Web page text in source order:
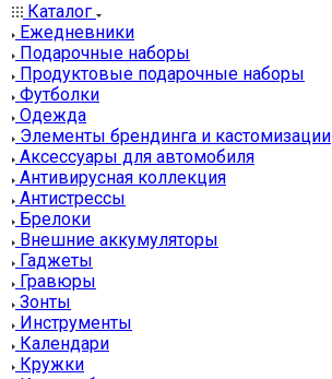
Каталог
Ежедневники
Подарочные наборы
Продуктовые подарочные наборы
Футболки
Одежда
Элементы брендинга и кастомизации
Аксессуары для автомобиля
Антивирусная коллекция
Антистрессы
Брелоки
Внешние аккумуляторы
Гаджеты
Гравюры
Зонты
Инструменты
Календари
Кружки